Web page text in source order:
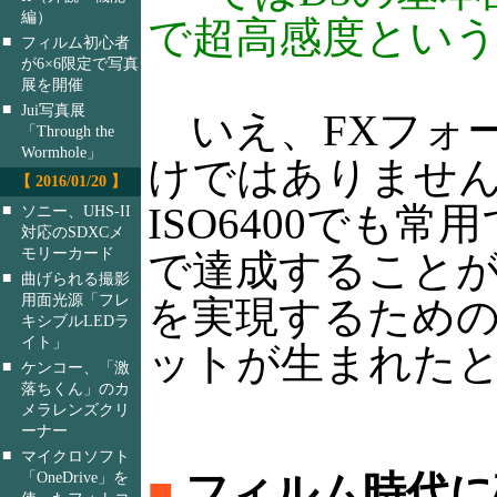
編）
■
フィルム初心者
が6×6限定で写真
展を開催
■ Jui写真展
「Through the
Wormhole」
【 2016/01/20 】
■
ソニー、UHS-II
対応のSDXCメ
モリーカード
■
曲げられる撮影
用面光源「フレ
キシブルLEDラ
イト」
■ ケンコー、「激
落ちくん」のカ
メラレンズクリ
ーナー
■
マイクロソフト
「OneDrive」を
で超高感度とい
いえ、FXフォ
けではありませ
ISO6400でも常
で達成すること
を実現するため
ットが生まれた